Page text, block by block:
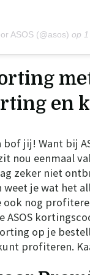
ASOS (@asos) op
en
bof jij! Want bij
nou eenmaal
zeker niet
weet je wat het
nog
ASOS
op je
profiteren.